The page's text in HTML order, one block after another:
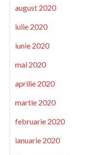
august 2020
iulie 2020
iunie 2020
mai 2020
aprilie 2020
martie 2020
februarie 2020
ianuarie 2020